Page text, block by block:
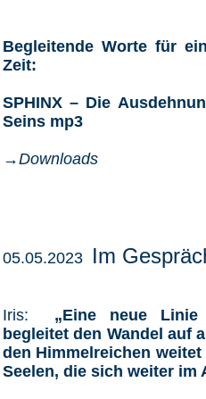
Begleitende Worte für
Zeit:
SPHINX – Die
Seins mp3
→Downloads
05.05.2023 Im
Iris:
„Eine neue Linie
begleitet den Wandel auf
den Himmelreichen
Seelen, die sich weiter